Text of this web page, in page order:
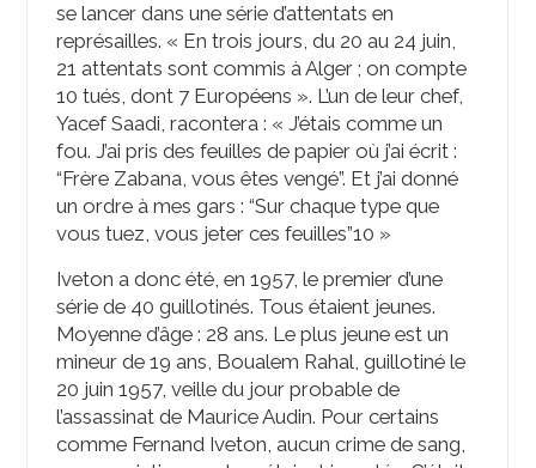
se lancer dans une série d’attentats en
représailles. « En trois jours, du 20 au 24 juin,
21 attentats sont commis à Alger ; on compte
10 tués, dont 7 Européens ». L’un de leur chef,
Yacef Saadi, racontera : « J’étais comme un
fou. J’ai pris des feuilles de papier où j’ai écrit :
“Frère Zabana, vous êtes vengé”. Et j’ai donné
un ordre à mes gars : “Sur chaque type que
vous tuez, vous jeter ces feuilles”10 »
Iveton a donc été, en 1957, le premier d’une
série de 40 guillotinés. Tous étaient jeunes.
Moyenne d’âge : 28 ans. Le plus jeune est un
mineur de 19 ans, Boualem Rahal, guillotiné le
20 juin 1957, veille du jour probable de
l’assassinat de Maurice Audin. Pour certains
comme Fernand Iveton, aucun crime de sang,